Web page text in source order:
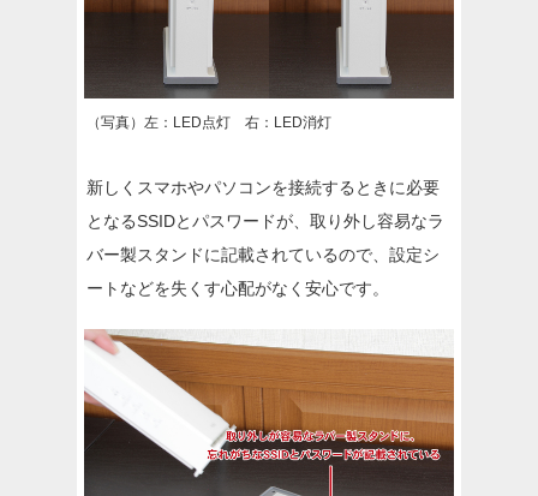
（写真）左：LED点灯 右：LED消灯
新しくスマホやパソコンを接続するときに必要
となるSSIDとパスワードが、取り外し容易なラ
バー製スタンドに記載されているので、設定シ
ートなどを失くす心配がなく安心です。